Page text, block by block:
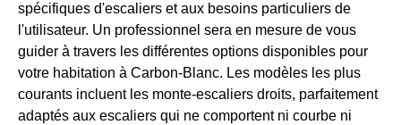
spécifiques d'escaliers et aux besoins particuliers de
l'utilisateur. Un professionnel sera en mesure de vous
guider à travers les différentes options disponibles pour
votre habitation à Carbon-Blanc. Les modèles les plus
courants incluent les monte-escaliers droits, parfaitement
adaptés aux escaliers qui ne comportent ni courbe ni